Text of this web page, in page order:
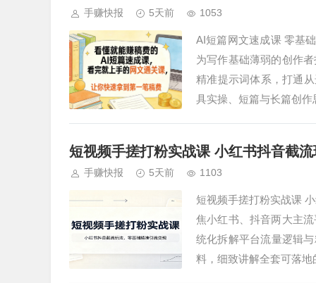
手赚快报 5天前 1053
AI短篇网文速成课 零基
为写作基础薄弱的创作
精准提示词体系，打通
具实操、短篇与长篇创
短视频手搓打粉实战课 小红书抖音截
手赚快报 5天前 1103
短视频手搓打粉实战课
焦小红书、抖音两大主
统化拆解平台流量逻辑
料，细致讲解全套可落